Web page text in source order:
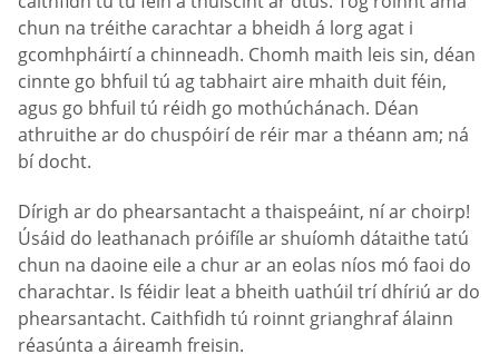
chun na tréithe carachtar a bheidh á lorg agat i
gcomhpháirtí a chinneadh. Chomh maith leis sin, déan
cinnte go bhfuil tú ag tabhairt aire mhaith duit féin,
agus go bhfuil tú réidh go mothúchánach. Déan
athruithe ar do chuspóirí de réir mar a théann am; ná
bí docht.
Dírigh ar do phearsantacht a thaispeáint, ní ar choirp!
Úsáid do leathanach próifíle ar shuíomh dátaithe tatú
chun na daoine eile a chur ar an eolas níos mó faoi do
charachtar. Is féidir leat a bheith uathúil trí dhíriú ar do
phearsantacht. Caithfidh tú roinnt grianghraf álainn
réasúnta a áireamh freisin.